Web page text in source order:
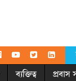
ব্যক্তিত্ব প্রবাস